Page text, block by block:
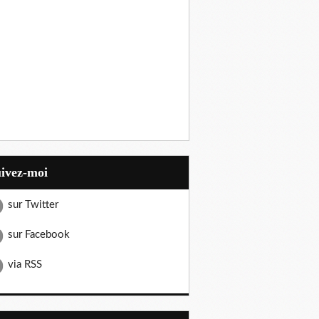
moi
sur Twitter
sur Facebook
via RSS